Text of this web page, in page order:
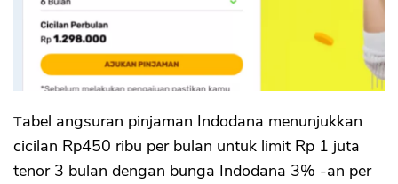
Tabel angsuran pinjaman Indodana menunjukkan
cicilan Rp450 ribu per bulan untuk limit Rp 1 juta
tenor 3 bulan dengan bunga Indodana 3% -an per